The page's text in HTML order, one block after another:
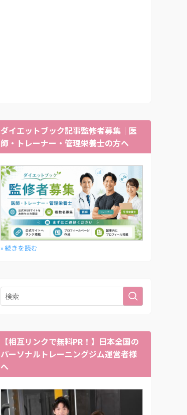
ダイエットブック記事監修者募集｜医
師・トレーナー・管理栄養士の方へ
» 続きを読む
【相互リンクで無料PR！】日本全国の
パーソナルトレーニングジム運営者様
へ